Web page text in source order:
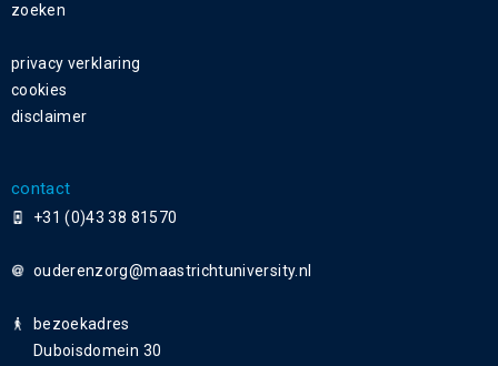
zoeken
privacy verklaring
cookies
disclaimer
contact
+31 (0)43 38 81570
ouderenzorg
bezoekadres
Duboisdomein 30